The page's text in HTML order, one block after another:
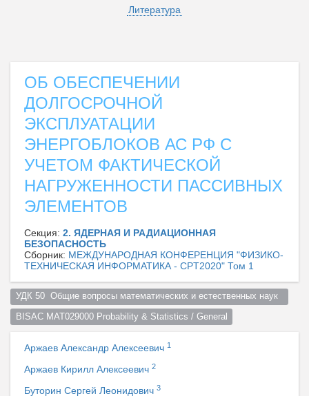
Литература
ОБ ОБЕСПЕЧЕНИИ
ДОЛГОСРОЧНОЙ
ЭКСПЛУАТАЦИИ
ЭНЕРГОБЛОКОВ АС РФ С
УЧЕТОМ ФАКТИЧЕСКОЙ
НАГРУЖЕННОСТИ ПАССИВНЫХ
ЭЛЕМЕНТОВ
Секция: 2. ЯДЕРНАЯ И РАДИАЦИОННАЯ
БЕЗОПАСНОСТЬ
Сборник: МЕЖДУНАРОДНАЯ КОНФЕРЕНЦИЯ "ФИЗИКО-
ТЕХНИЧЕСКАЯ ИНФОРМАТИКА - CPT2020" Том 1
УДК 50  Общие вопросы математических и естественных наук
BISAC MAT029000 Probability & Statistics / General
Аржаев Александр Алексеевич 1
Аржаев Кирилл Алексеевич 2
Буторин Сергей Леонидович 3